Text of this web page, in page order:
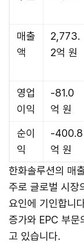
매출
액
2,773.
2억 원
영업
이익
-81.0
억 원
순이
익
-400.8
억 원
한화솔루션의 매
주로 글로벌 시장
요인에 기인합니
증가와 EPC 부문
고 있습니다.